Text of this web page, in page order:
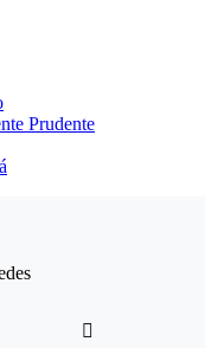
Prudente